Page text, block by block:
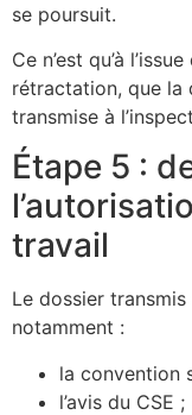
se poursuit.
Ce n’est qu’à
rétractation, que la
transmise à
Étape 5 :
travail
Le dossier
notamment :
la convention
l’avis du CSE ;